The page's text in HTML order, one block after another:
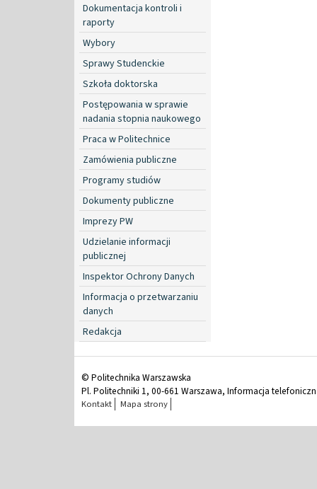
Dokumentacja kontroli i
raporty
Wybory
Sprawy Studenckie
Szkoła doktorska
Postępowania w sprawie
nadania stopnia naukowego
Praca w Politechnice
Zamówienia publiczne
Programy studiów
Dokumenty publiczne
Imprezy PW
Udzielanie informacji
publicznej
Inspektor Ochrony Danych
Informacja o przetwarzaniu
danych
Redakcja
© Politechnika Warszawska
Pl. Politechniki 1, 00-661 Warszawa, Informacja
Kontakt Mapa strony